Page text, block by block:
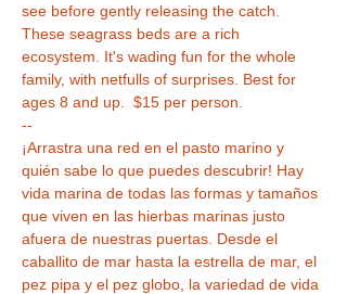
see before gently releasing the catch.
These seagrass beds are a rich
ecosystem. It's wading fun for the whole
family, with netfulls of surprises. Best for
ages 8 and up.  $15 per person.
--
¡Arrastra una red en el pasto marino y
quién sabe lo que puedes descubrir! Hay
vida marina de todas las formas y tamaños
que viven en las hierbas marinas justo
afuera de nuestras puertas. Desde el
caballito de mar hasta la estrella de mar, el
pez pipa y el pez globo, la variedad de vida